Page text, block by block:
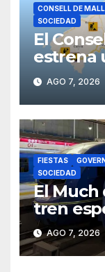
CONSELL DE
SOCIEDAD
El
estrena
viarias
AGO 7, 2026
FIESTAS
SOCIEDAD
El Much
tren
AGO 7, 2026